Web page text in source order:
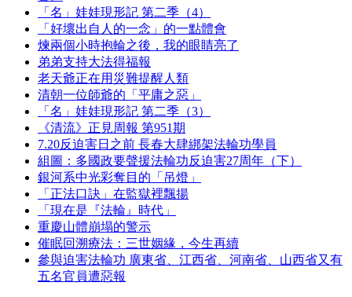
「名」娃娃現形記 第二季（4）
「好壞出自人的一念」的一點體會
煉兩個小時抱輪之後，我的眼睛亮了
弟弟支持大法得福報
老天爺正在用災難提醒人類
清朝一位師爺的「平庸之惡」
「名」娃娃現形記 第二季（3）
《清流》正見周報 第951期
7.20反迫害日之前 長春大肆綁架法輪功學員
組圖：多國政要聲援法輪功反迫害27周年（下）
銀河系中光彩奪目的「吊燈」
「正法口訣」在監獄裡飄揚
「現在是『法輪』時代」
重慶山體崩塌的警示
催眠回溯療法：三世姻緣，今生再續
參與迫害法輪功 廣東省、江西省、河南省、山西省又有
五名官員遭惡報